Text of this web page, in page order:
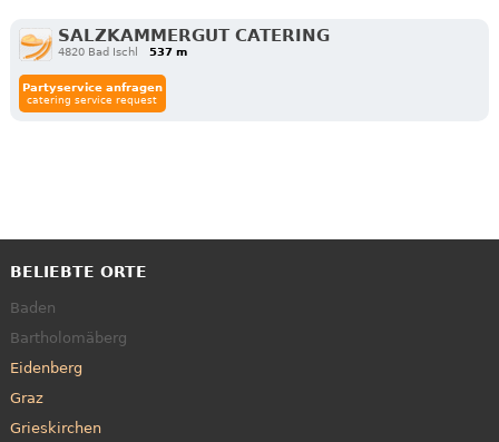
SALZKAMMERGUT CATERING
4820 Bad Ischl 537 m
Partyservice anfragen
catering service request
BELIEBTE ORTE
Baden
Bartholomäberg
Eidenberg
Graz
Grieskirchen